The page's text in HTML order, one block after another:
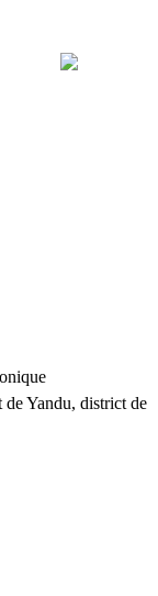
de Yandu, district de